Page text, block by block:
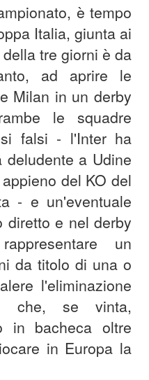
è tempo
Italia, giunta ai
tre giorni è da
ad aprire le
Milan in un derby
le squadre
falsi - l'Inter ha
deludente a Udine
del KO del
- e un'eventuale
diretto e nel derby
un
da titolo di una o
l'eliminazione
che, se vinta,
in bacheca oltre
in Europa la